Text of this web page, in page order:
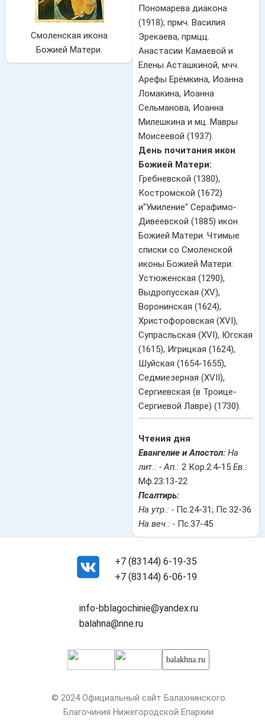
Смоленская икона
Божией Матери.
Пономарева диакона
(1918); прмч. Василия
Эрекаева, прмцц.
Анастасии Камаевой и
Елены Асташкиной, мчч.
Арефы Ерёмкина, Иоанна
Ломакина, Иоанна
Сельманова, Иоанна
Милешкина и мц. Мавры
Моисеевой (1937).
День почитания икон
Божией Матери:
Гребневской (1380),
Костромской (1672)
и"Умиление" Серафимо-
Дивеевской (1885) икон
Божией Матери. Чтимые
списки со Смоленской
иконы Божией Матери:
Устюженская (1290),
Выдропусская (XV),
Воронинская (1624),
Христофоровская (XVI),
Супрасльская (XVI), Югская
(1615), Игрицкая (1624),
Шуйская (1654-1655),
Седмиезерная (XVII),
Сергиевская (в Троице-
Сергиевой Лавре) (1730).
Чтения дня
Евангелие и Апостол: На
лит.: -Ап.: 2 Кор.2:4-15 Ев.:
Мф.23:13-22
Псалтирь:
На утр.: - Пс.24-31; Пс.32-36
На веч.: - Пс.37-45
+7 (83144) 6-19-35
+7 (83144) 6-06-19
info-bblagochinie@yandex.ru
balahna@nne.ru
balakhna.ru
© 2024 Официальный сайт Балахнинского
Благочиния Нижегородской Епархии